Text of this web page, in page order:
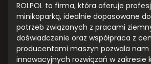
ROLPOL to firma, która oferuje
minikoparką, idealnie dopasowane
potrzeb związanych z pracami
doświadczenie oraz współpraca z
producentami maszyn pozwala
innowacyjnych rozwiązań w zakresie